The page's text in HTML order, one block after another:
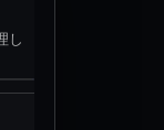
ン